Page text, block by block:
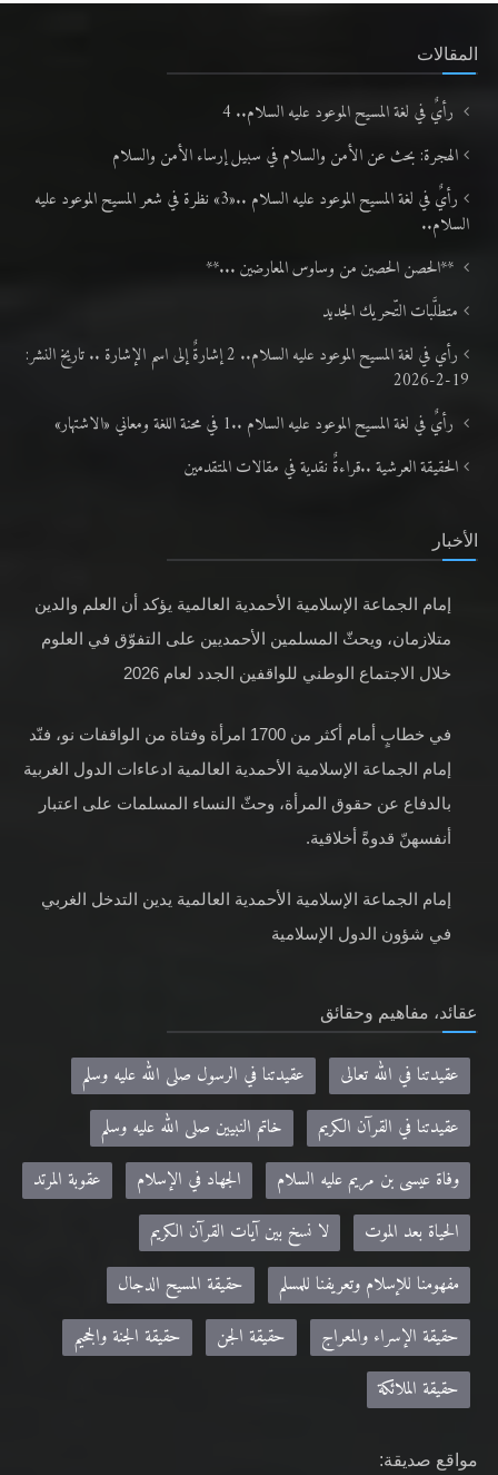
المقالات
رأيٌ في لغة المسيح الموعود عليه السلام.. 4
الهجرة: بحث عن الأمن والسلام في سبيل إرساء الأمن والسلام
رأيٌ في لغة المسيح الموعود عليه السلام ..«3» نظرة في شعر المسيح الموعود عليه
السلام..
**الحصن الحصين من وساوس المعارضين ...**
متطلَّبات التّحريك الجديد
رأيٌ في لغة المسيح الموعود عليه السلام ..1 في محنة اللغة ومعاني «الاشتهار»
الحقيقة العرشية ..قراءةٌ نقدية في مقالات المتقدمين
إمام الجماعة الإسلامية الأحمدية العالمية يؤكد أن العلم والدين
متلازمان، ويحثّ المسلمين الأحمديين على التفوّق في العلوم
في خطابٍ أمام أكثر من 1700 امرأة وفتاة من الواقفات نو، فنّد
إمام الجماعة الإسلامية الأحمدية العالمية ادعاءات الدول الغربية
بالدفاع عن حقوق المرأة، وحثّ النساء المسلمات على اعتبار
إمام الجماعة الإسلامية الأحمدية العالمية يدين التدخل الغربي
عقيدتنا في الله تعالى
عقيدتنا في الرسول صلى الله عليه وسلم
عقيدتنا في القرآن الكريم
خاتم النبيين صلى الله عليه وسلم
وفاة عيسى بن مريم عليه السلام
الجهاد في الإسلام
الحياة بعد الموت
لا نسخ بين آيات القرآن الكريم
مفهومنا للإسلام وتعريفنا للمسلم
حقيقة المسيح الدجال
حقيقة الإسراء والمعراج
حقيقة الجن
حقيقة الجنة والجحيم
حقيقة الملائكة
مواقع صديقة:
Khilafa.net - موقع حضرة مرزا مسرور أحمد نصره الله